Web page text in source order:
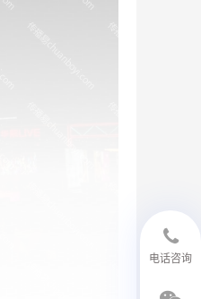
电话咨询